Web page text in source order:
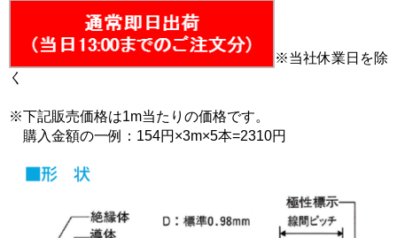
※当社休業日を除
く
※下記販売価格は1m当たりの価格です。
購入金額の一例：154円×3m×5本=2310円